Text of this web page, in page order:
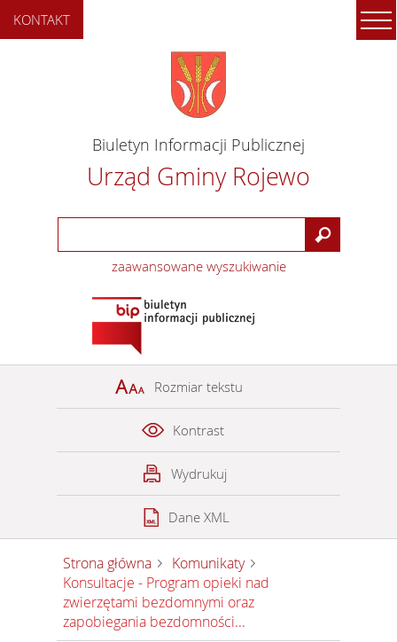
Urząd Gminy Rojewo
Biuletyn Informacji Publicznej
zaawansowane wyszukiwanie
KONTAKT
Rozmiar tekstu
Kontrast
Wydrukuj
Dane XML
Strona główna
Komunikaty
Konsultacje - Program opieki nad
zwierzętami bezdomnymi oraz
zapobiegania bezdomności...